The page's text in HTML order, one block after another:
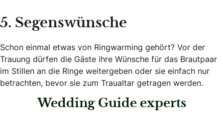
5. Segenswünsche
Schon einmal etwas von Ringwarming gehört? Vor der
Trauung dürfen die Gäste ihre Wünsche für das Brautpaar
im Stillen an die Ringe weitergeben oder sie einfach nur
betrachten, bevor sie zum Traualtar getragen werden.
Wedding Guide experts